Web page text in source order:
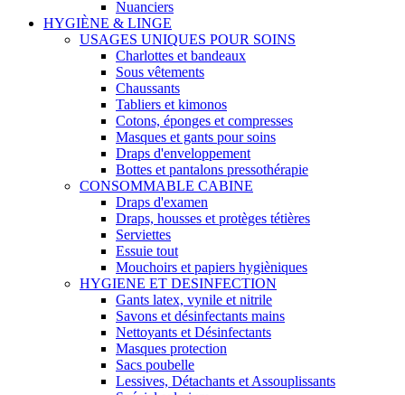
Nuanciers
HYGIÈNE & LINGE
USAGES UNIQUES POUR SOINS
Charlottes et bandeaux
Sous vêtements
Chaussants
Tabliers et kimonos
Cotons, éponges et compresses
Masques et gants pour soins
Draps d'enveloppement
Bottes et pantalons pressothérapie
CONSOMMABLE CABINE
Draps d'examen
Draps, housses et protèges tétières
Serviettes
Essuie tout
Mouchoirs et papiers hygièniques
HYGIENE ET DESINFECTION
Gants latex, vynile et nitrile
Savons et désinfectants mains
Nettoyants et Désinfectants
Masques protection
Sacs poubelle
Lessives, Détachants et Assouplissants